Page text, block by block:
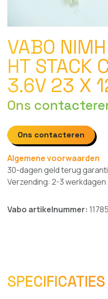
VABO
HT STACK
3.6V 23 X
Ons
Ons contacteren
Algemene voorwaarden
30-dagen geld terug
Verzending: 2-3 werkdagen
Vabo artikelnummer: 11785
SPECIFICATIES